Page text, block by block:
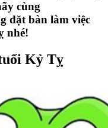
cùng
đặt bàn làm việc
nhé!
Kỷ Tỵ